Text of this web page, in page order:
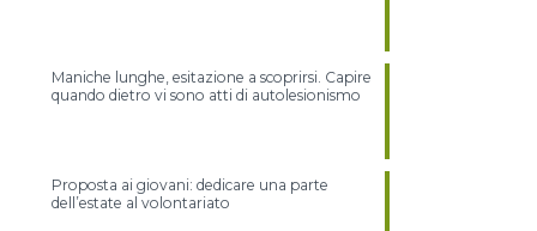
Maniche lunghe, esitazione a scoprirsi. Capire
quando dietro vi sono atti di autolesionismo
Proposta ai giovani: dedicare una parte
dell’estate al volontariato